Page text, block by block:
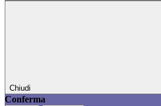
Chiudi
Conferma